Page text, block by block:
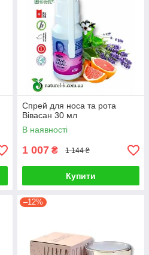
Спрей для носа та рота
Вівасан 30 мл
В наявності
1 007 ₴ 1 144 ₴
Купити
–12%